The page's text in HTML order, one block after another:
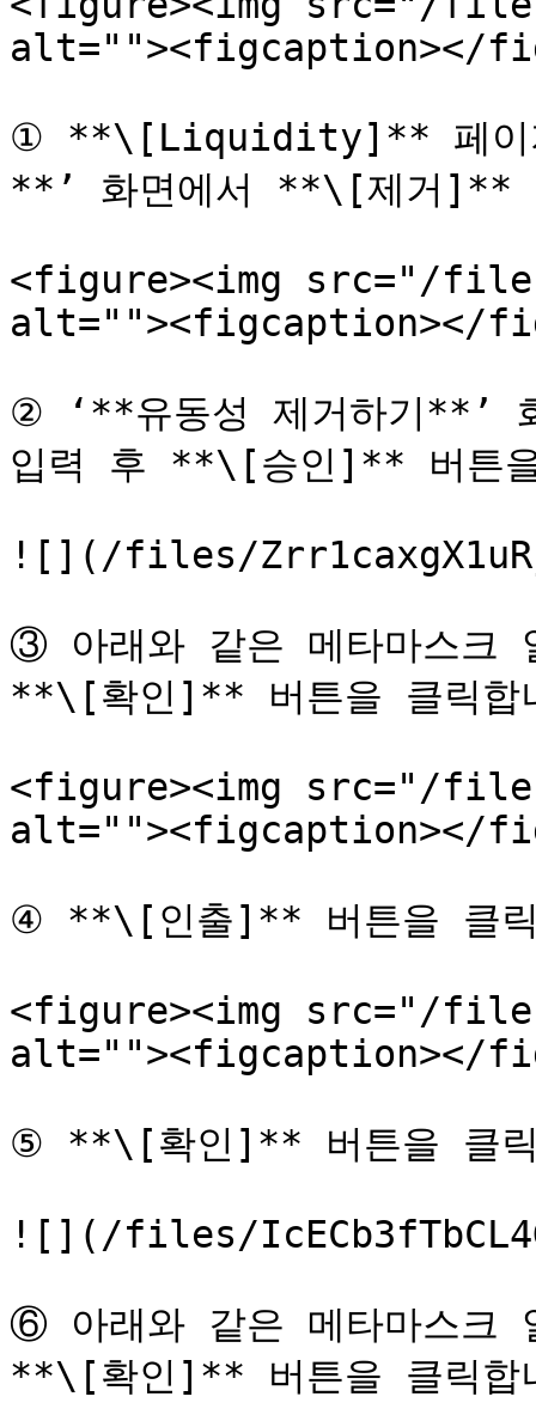
alt=""><figcaption></
① **\[Liquidity]** 페이지
**’ 화면에서 **\[제거]**
<figure><img src="/files/
alt=""><figcaption></
② ‘**유동성 제거하기**’
입력 후 **\[승인]** 버튼
![](/files/
③ 아래와 같은 메타마스크
**\[확인]** 버튼을 클릭합
<figure><img src="/files/
alt=""><figcaption></
④ **\[인출]** 버튼을 클릭
<figure><img src="/
alt=""><figcaption></
⑤ **\[확인]** 버튼을 클릭
![](/files/
⑥ 아래와 같은 메타마스크
**\[확인]** 버튼을 클릭합